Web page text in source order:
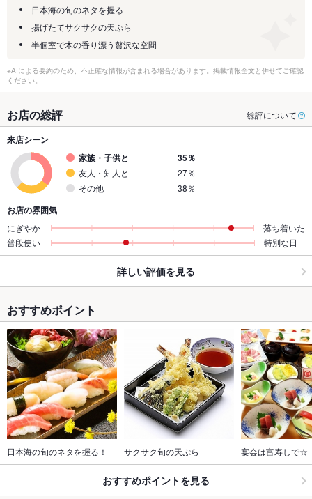
日本海の旬のネタを握る
揚げたてサクサクの天ぷら
半個室で木の香り漂う贅沢な空間
※AIによる要約のため、不正確な情報が含まれる場合があります。掲載情報全文と併せてご確認
ください。
お店の総評 総評について
来店シーン
家族・子供と
35％
友人・知人と
27％
その他
38％
お店の雰囲気
にぎやか
落ち着いた
普段使い
特別な日
詳しい評価を見る
おすすめポイント
日本海の旬のネタを握る！ サクサク旬の天ぷら 宴会は富寿しで☆
おすすめポイントを見る